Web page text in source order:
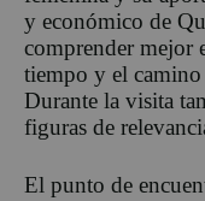
y económico de
comprender mejor
tiempo y el camino
Durante la visita
figuras de
El punto de